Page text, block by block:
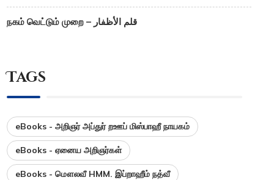
நகம் வெட்டும் முறை – قلم الأظفار
Tags
eBooks - அறிஞர் அப்துர் றஊப் மிஸ்பாஹீ நாயகம்
eBooks - ஏனைய அறிஞர்கள்
eBooks - மௌலவீ HMM. இப்றாஹீம் நத்வீ